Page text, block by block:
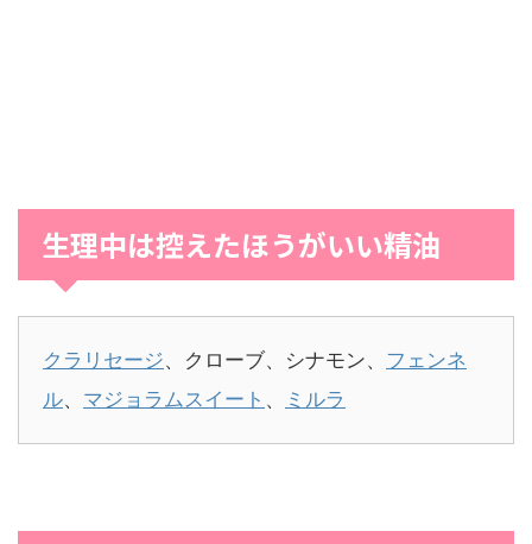
生理中は控えたほうがいい精油
クラリセージ、クローブ、シナモン、 フェンネ
ル、 マジョラムスイート 、 ミルラ